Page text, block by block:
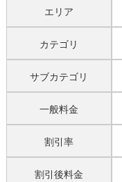
エリア
カテゴリ
サブカテゴリ
一般料金
割引率
割引後料金